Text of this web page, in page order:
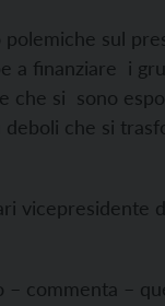
sul
a finanziare i
che si sono
che si
vicepresidente
commenta –